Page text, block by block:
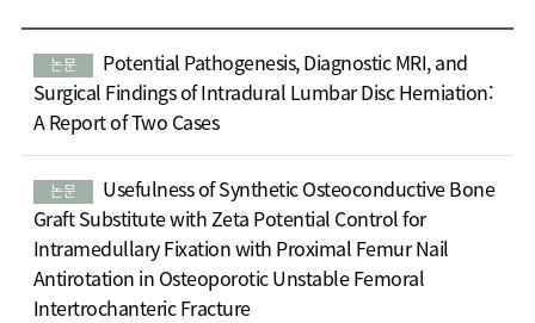
논문
Potential Pathogenesis, Diagnostic MRI, and
Surgical Findings of Intradural Lumbar Disc Herniation:
A Report of Two Cases
논문
Usefulness of Synthetic Osteoconductive Bone
Graft Substitute with Zeta Potential Control for
Intramedullary Fixation with Proximal Femur Nail
Antirotation in Osteoporotic Unstable Femoral
Intertrochanteric Fracture